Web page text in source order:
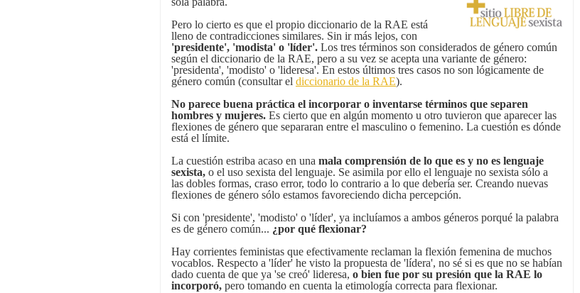
Pero lo cierto es que el propio diccionario de la RAE está
lleno de contradicciones similares. Sin ir más lejos, con
'presidente', 'modista' o 'líder'. Los tres términos son considerados de género común
según el diccionario de la RAE, pero a su vez se acepta una variante de género:
'presidenta', 'modisto' o 'lideresa'. En estos últimos tres casos no son lógicamente de
género común (consultar el diccionario de la RAE).
No parece buena práctica el incorporar o inventarse términos que separen
hombres y mujeres. Es cierto que en algún momento u otro tuvieron que aparecer las
flexiones de género que separaran entre el masculino o femenino. La cuestión es dónde
está el límite.
La cuestión estriba acaso en una mala comprensión de lo que es y no es lenguaje
sexista, o el uso sexista del lenguaje. Se asimila por ello el lenguaje no sexista sólo a
las dobles formas, craso error, todo lo contrario a lo que debería ser. Creando nuevas
flexiones de género sólo estamos favoreciendo dicha percepción.
Si con 'presidente', 'modisto' o 'líder', ya incluíamos a ambos géneros porqué la palabra
es de género común... ¿por qué flexionar?
Hay corrientes feministas que efectivamente reclaman la flexión femenina de muchos
vocablos. Respecto a 'líder' he visto la propuesta de 'lídera', no sé si es que no se habían
dado cuenta de que ya 'se creó' lideresa, o bien fue por su presión que la RAE lo
incorporó, pero tomando en cuenta la etimología correcta para flexionar.